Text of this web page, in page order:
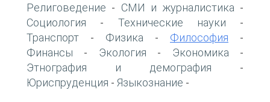
Религоведение - СМИ и журналистика -
Социология - Технические науки -
Транспорт - Физика - Философия -
Финансы - Экология - Экономика -
Этнография и демография -
Юриспруденция - Языкознание -